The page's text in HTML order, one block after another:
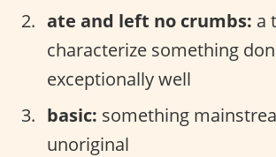
ate and left no crumbs: a
characterize something
exceptionally well
basic: something
unoriginal